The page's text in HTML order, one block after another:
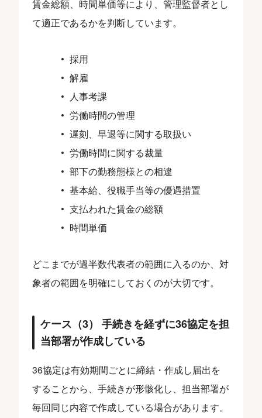
賃金総額、時間単価等により、管理監督者とし
て適正であるかを判断しています。
採用
解雇
人事考課
労働時間の管理
遅刻、早退等に関する取扱い
労働時間に関する裁量
部下の勤務態様との相違
基本給、役職手当等の優遇措置
支払われた賃金の総額
時間単価
どこまでが過半数代表者の範囲に入るのか、対
象者の範囲を明確にしておくのが大切です。
ケース（3） 手続きを経ずに36協定を担
当部署が作成している
36協定は有効期間ごとに締結・作成し届出を
することから、手続きが形骸化し、担当部署が
毎回同じ内容で作成している場合があります。